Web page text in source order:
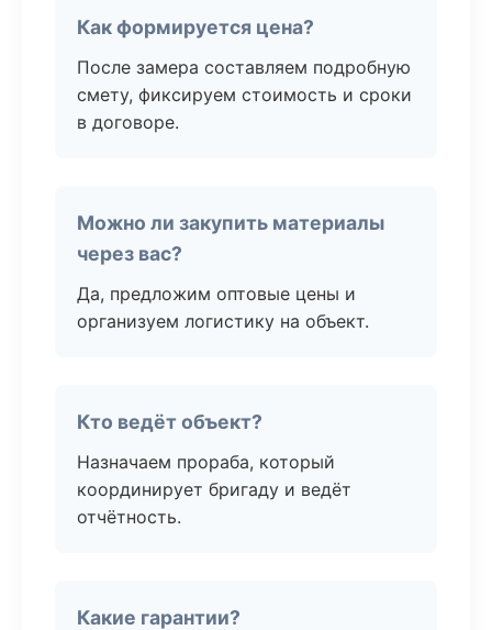
Как формируется цена?
После замера составляем подробную
смету, фиксируем стоимость и сроки
в договоре.
Можно ли закупить материалы
через вас?
Да, предложим оптовые цены и
организуем логистику на объект.
Кто ведёт объект?
Назначаем прораба, который
координирует бригаду и ведёт
отчётность.
Какие гарантии?